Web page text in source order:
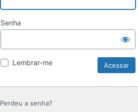
Senha
Lembrar-me
Perdeu a senha?